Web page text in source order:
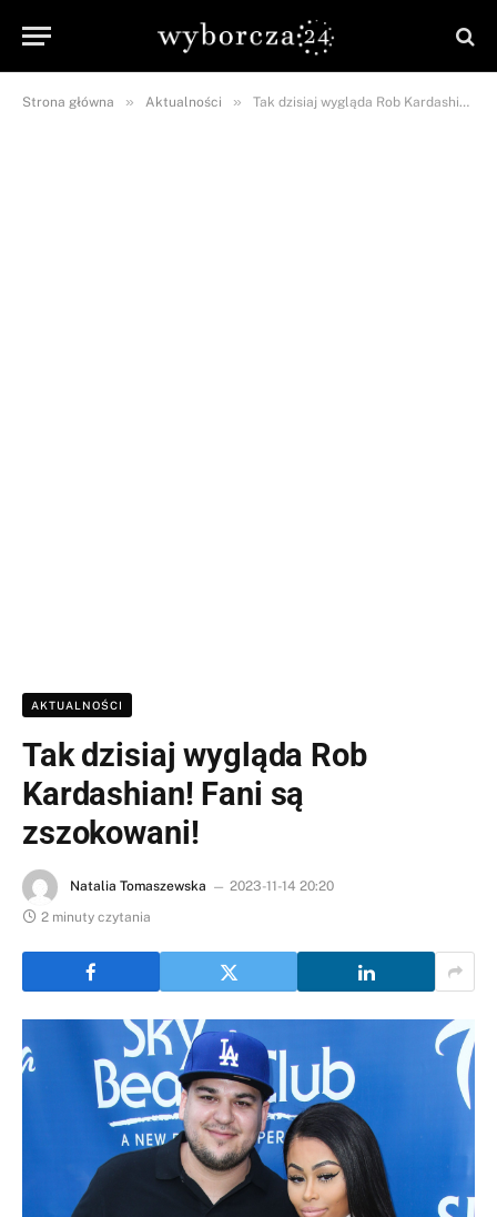
Strona główna » Aktualności » Tak dzisiaj wygląda Rob Kardashian! Fani są zszokowani!
AKTUALNOŚCI
Tak dzisiaj wygląda Rob
Kardashian! Fani są
zszokowani!
Natalia Tomaszewska
2023-11-14 20:20
2 minuty czytania